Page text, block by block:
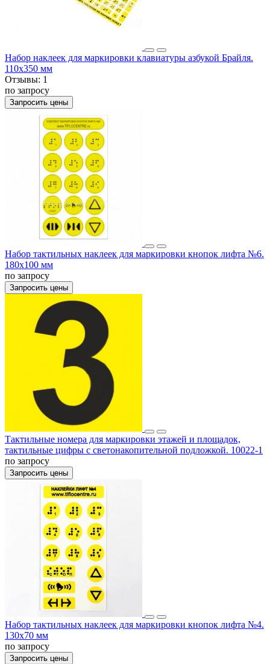
Набор наклеек для маркировки клавиатуры азбукой Брайля.
110x350 мм
Отзывы: 1
по запросу
Запросить цены
Набор тактильных наклеек для маркировки кнопок лифта №6.
180x100 мм
по запросу
Запросить цены
Тактильные номера для маркировки этажей и площадок,
тактильные цифры с светонакопительной подложкой. 10022-1
по запросу
Запросить цены
Набор тактильных наклеек для маркировки кнопок лифта №4.
130x70 мм
по запросу
Запросить цены